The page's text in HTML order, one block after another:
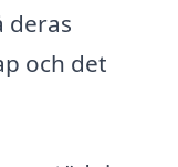
deras
och det